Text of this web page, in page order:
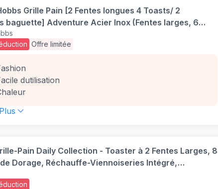
PROTÉGÉS : retirez facilement vos tranches de pain,
les plus petites, sans risque de vous brûler les doigts,
levier de surélévation
EXTRA-LONGUES POUR TOUTES LES TAILLES DE
faites griller des tranches fines, épaisses et même de
tranches de baguette grâce aux fentes extra-longues
DE CHAUFFE POUR UNE FENTE : activez une seule
Grille Pain [2 Fentes longues 4 Toasts/ 2
baguette] Adventure Acier Inox (Fentes larges, 6
Brunissage rapide, Surélévation, Décongèle &
23610-56Offre limitée
Fashion
Facile dutilisation
Chaleur
Pain Daily Collection - Toaster à 2 Fentes Larges, 8
Dorage, Réchauffe-Viennoiseries Intégré,
et Arrêt Auto, 830W, Blanc (HD2581/00)